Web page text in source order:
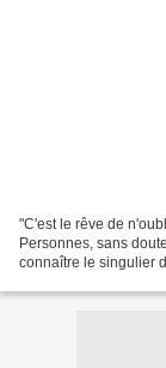
"C'est le rêve de
Personnes, sans
connaître le singulier